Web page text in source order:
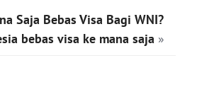
Saja Bebas Visa Bagi WNI?
bebas visa ke mana saja »